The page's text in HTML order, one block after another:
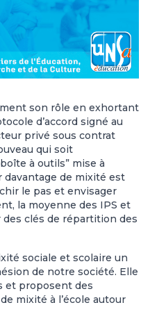
son rôle en exhortant
d’accord signé au
privé sous contrat
qui soit
à outils” mise à
de mixité est
le pas et envisager
la moyenne des IPS et
clés de répartition des
sociale et scolaire un
de notre société. Elle
et proposent des
mixité à l’école autour